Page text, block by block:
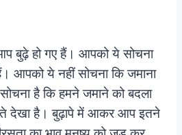
बुढ़े हो गए हैं। आपको ये सोचना
आपको ये नहीं सोचना कि जमाना
है कि हमने जमाने को बदला
देखा है। बुढ़ापे में आकर आप इतने